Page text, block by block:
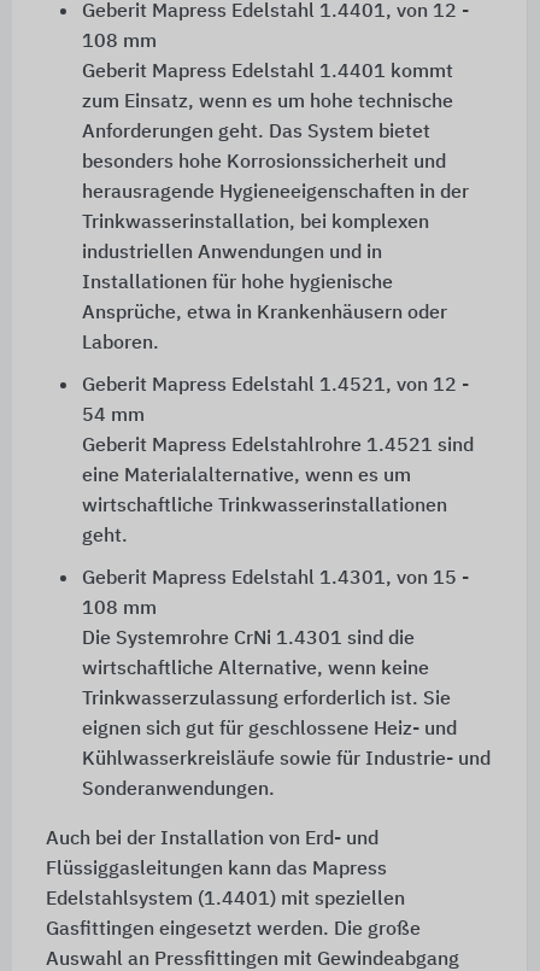
Geberit Mapress Edelstahl 1.4401, von 12 -
108 mm
Geberit Mapress Edelstahl 1.4401 kommt
zum Einsatz, wenn es um hohe technische
Anforderungen geht. Das System bietet
besonders hohe Korrosionssicherheit und
herausragende Hygieneeigenschaften in der
Trinkwasserinstallation, bei komplexen
industriellen Anwendungen und in
Installationen für hohe hygienische
Ansprüche, etwa in Krankenhäusern oder
Laboren.
Geberit Mapress Edelstahl 1.4521, von 12 -
54 mm
Geberit Mapress Edelstahlrohre 1.4521 sind
eine Materialalternative, wenn es um
wirtschaftliche Trinkwasserinstallationen
geht.
Geberit Mapress Edelstahl 1.4301, von 15 -
108 mm
Die Systemrohre CrNi 1.4301 sind die
wirtschaftliche Alternative, wenn keine
Trinkwasserzulassung erforderlich ist. Sie
eignen sich gut für geschlossene Heiz- und
Kühlwasserkreisläufe sowie für Industrie- und
Sonderanwendungen.
Auch bei der Installation von Erd- und
Flüssiggasleitungen kann das Mapress
Edelstahlsystem (1.4401) mit speziellen
Gasfittingen eingesetzt werden. Die große
Auswahl an Pressfittingen mit Gewindeabgang